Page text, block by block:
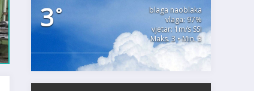
3°
blaga naoblaka
vlaga: 97%
vjetar: 1m/s SSI
Maks. 3 • Min. 3